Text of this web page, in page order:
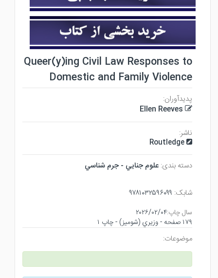
Queer(y)ing Civil Law Responses to
Domestic and Family Violence
پدیدآوران:
Ellen Reeves
ناشر:
Routledge
دسته بندی: علوم جنايي - جرم شناسي
شابک: ۹۷۸۱۰۳۲۵۹۶۰۹۹
سال چاپ:۲۰۲۶/۰۲/۰۴
۱۷۹ صفحه - وزيري (شوميز) - چاپ ۱
موضوعات: